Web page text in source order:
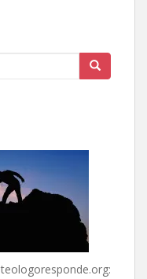
teologoresponde.org: